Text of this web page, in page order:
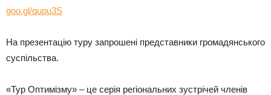
goo.gl/qupu3S
На презентацію туру запрошені представники громадянського
суспільства.
«Тур Оптимізму» – це серія регіональних зустрічей членів